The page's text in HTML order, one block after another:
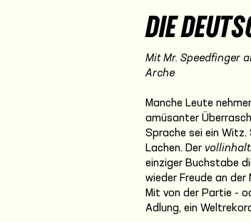
DIE
Mit Mr. Speedfinger
Arche
Manche Leute
amüsanter
Sprache sei ein
Lachen. Der
einziger Buchstabe
wieder Freude an
Mit von der Partie -
Adlung, ein